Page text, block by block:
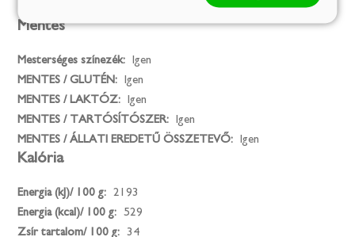
Mentes
Mesterséges színezék:
Igen
MENTES / GLUTÉN:
Igen
MENTES / LAKTÓZ:
Igen
MENTES / TARTÓSÍTÓSZER:
Igen
MENTES / ÁLLATI EREDETŰ ÖSSZETEVŐ:
Igen
Kalória
Energia (kJ)/ 100 g:
2193
Energia (kcal)/ 100 g:
529
Zsír tartalom/ 100 g:
34